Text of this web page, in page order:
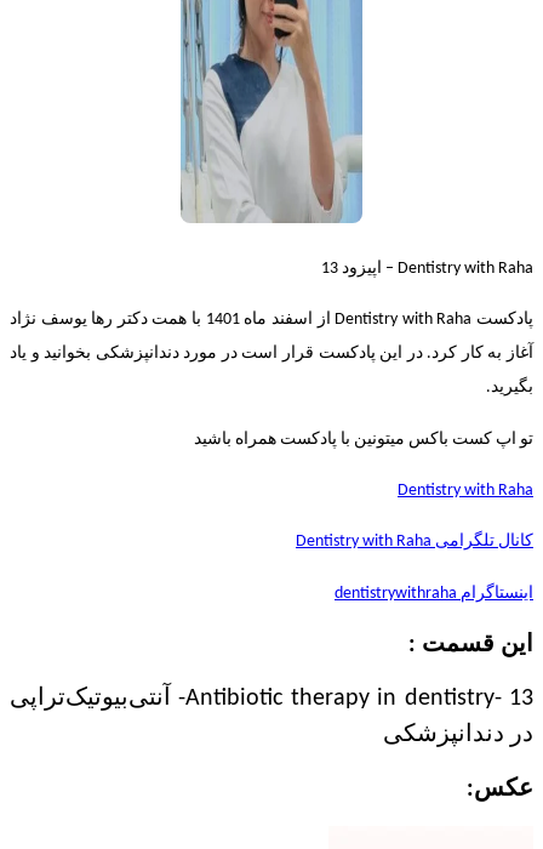
Dentistry with Raha – اپیزود 13
پادکست Dentistry with Raha از اسفند ماه 1401 با همت دکتر رها یوسف نژاد
آغاز به کار کرد. در این پادکست قرار است در مورد دندانپزشکی بخوانید و یاد
بگیرید.
تو اپ کست باکس میتونین با پادکست همراه باشید
Dentistry with Raha
کانال تلگرامی Dentistry with Raha
اینستاگرام dentistrywithraha
این قسمت :
13 -Antibiotic therapy in dentistry- آنتی‌بیوتیک‌تراپی
در دندانپزشکی
عکس: